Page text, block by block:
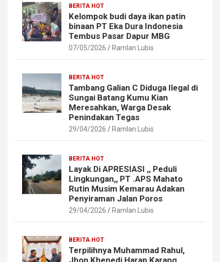
BERITA HOT
Kelompok budi daya ikan patin
binaan PT Eka Dura Indonesia
Tembus Pasar Dapur MBG
07/05/2026 Ramlan Lubis
BERITA HOT
Tambang Galian C Diduga Ilegal di
Sungai Batang Kumu Kian
Meresahkan, Warga Desak
Penindakan Tegas
29/04/2026 Ramlan Lubis
BERITA HOT
Layak Di APRESIASI ,, Peduli
Lingkungan,, PT .APS Mahato
Rutin Musim Kemarau Adakan
Penyiraman Jalan Poros
29/04/2026 Ramlan Lubis
BERITA HOT
Terpilihnya Muhammad Rahul,
Jhon Khenedi Harap Karang